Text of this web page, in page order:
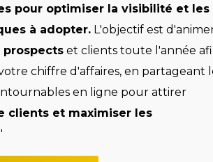
pour optimiser la visibilité et les
à adopter. L'objectif est
prospects et clients toute l'année
chiffre d'affaires, en partageant
en ligne pour attirer
clients et maximiser les